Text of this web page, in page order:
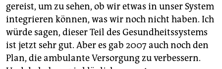
gereist, um zu sehen, ob wir etwas in unser System
integrieren können, was wir noch nicht haben. Ich
würde sagen, dieser Teil des Gesundheitssystems
ist jetzt sehr gut. Aber es gab 2007 auch noch den
Plan, die ambulante Versorgung zu verbessern.